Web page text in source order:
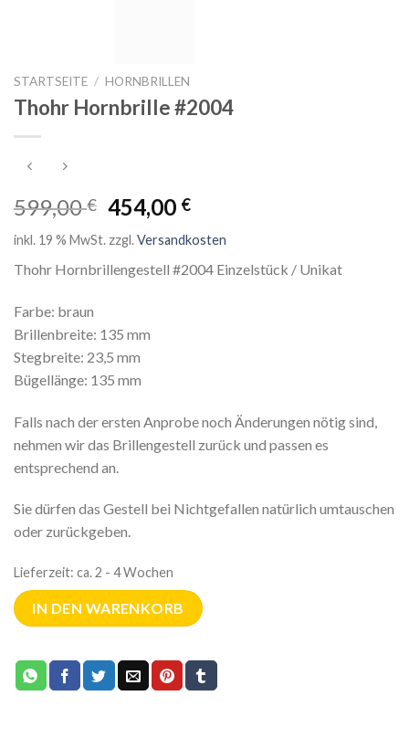
STARTSEITE / HORNBRILLEN
Thohr Hornbrille #2004
599,00€ 454,00 €
inkl. 19 % MwSt. zzgl.Versandkosten
Thohr Hornbrillengestell #2004 Einzelstück / Unikat
Farbe: braun
Brillenbreite: 135 mm
Stegbreite: 23,5 mm
Bügellänge: 135 mm
Falls nach der ersten Anprobe noch Änderungen nötig sind,
nehmen wir das Brillengestell zurück und passen es
entsprechend an.
Sie dürfen das Gestell bei Nichtgefallen natürlich umtauschen
oder zurückgeben.
Lieferzeit: ca. 2 - 4 Wochen
IN DEN WARENKORB